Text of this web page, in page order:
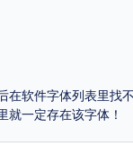
在软件字体列表里
一定存在该字体！